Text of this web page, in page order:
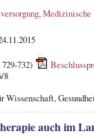
,Medizinische
732)
8
auch im